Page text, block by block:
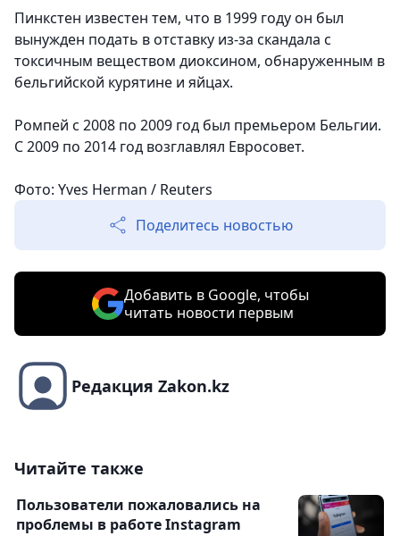
Пинкстен известен тем, что в 1999 году он был
вынужден подать в отставку из-за скандала с
токсичным веществом диоксином, обнаруженным в
бельгийской курятине и яйцах.
Ромпей с 2008 по 2009 год был премьером Бельгии.
С 2009 по 2014 год возглавлял Евросовет.
Фото: Yves Herman / Reuters
Поделитесь новостью
Добавить в Google, чтобы
читать новости первым
Редакция Zakon.kz
Читайте также
Пользователи пожаловались на
проблемы в работе Instagram